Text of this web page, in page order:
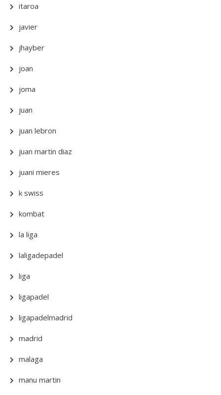
itaroa
javier
jhayber
joan
joma
juan
juan lebron
juan martin diaz
juani mieres
k swiss
kombat
la liga
laligadepadel
liga
ligapadel
ligapadelmadrid
madrid
malaga
manu martin